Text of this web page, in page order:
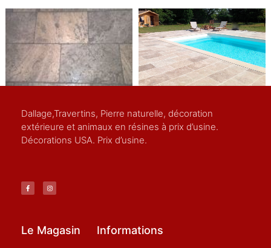
Dallage,Travertins, Pierre naturelle, décoration
extérieure et animaux en résines à prix d’usine.
Décorations USA. Prix d’usine.
Le Magasin Informations